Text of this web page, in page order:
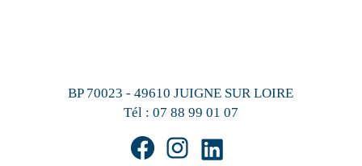
BP 70023 - 49610 JUIGNE SUR LOIRE
Tél : 07 88 99 01 07